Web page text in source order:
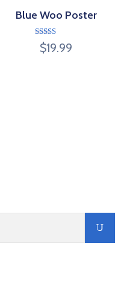
Blue Woo Poster
Avaliação
4.00
$19.99